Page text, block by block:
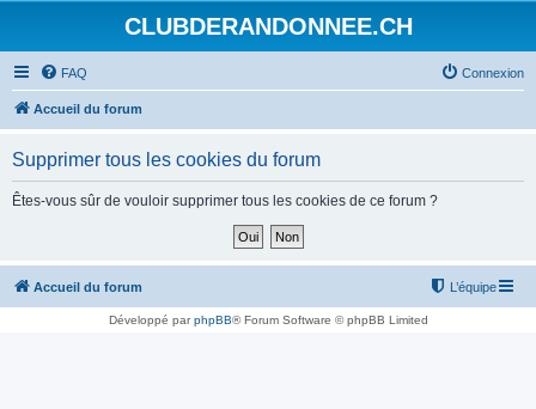
CLUBDERANDONNEE.CH
FAQ Connexion
Accueil du forum
Supprimer tous les cookies du forum
Êtes-vous sûr de vouloir supprimer tous les cookies de ce forum ?
Accueil du forum L’équipe
Développé parphpBB® Forum Software © phpBB Limited